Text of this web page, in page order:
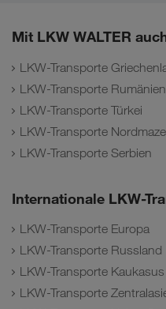
Mit LKW WALTER
LKW-Transporte
LKW-Transporte Rumänien
LKW-Transporte Türkei
LKW-Transporte
LKW-Transporte Serbien
Internationale LKW-
LKW-Transporte Europa
LKW-Transporte Russland
LKW-Transporte Kaukasus
LKW-Transporte